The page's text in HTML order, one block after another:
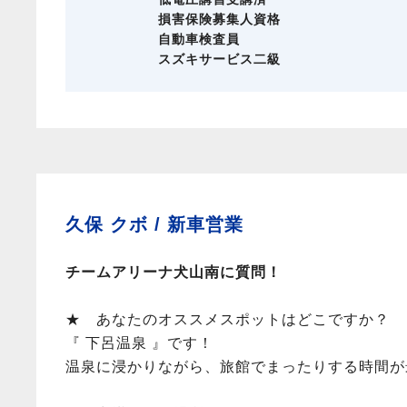
損害保険募集人資格
自動車検査員
スズキサービス二級
久保 クボ / 新車営業
チームアリーナ犬山南に質問！
★ あなたのオススメスポットはどこですか？
『 下呂温泉 』です！
温泉に浸かりながら、旅館でまったりする時間が